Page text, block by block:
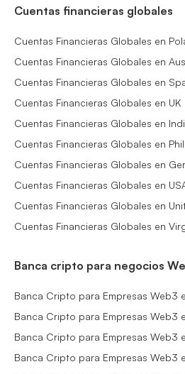
Cuentas financieras globales
Cuentas Financieras Globales en
Cuentas Financieras Globales en
Cuentas Financieras Globales en
Cuentas Financieras Globales en UK
Cuentas Financieras Globales en
Cuentas Financieras Globales en
Cuentas Financieras Globales en
Cuentas Financieras Globales en
Cuentas Financieras Globales en
Cuentas Financieras Globales en
Banca cripto para negocios
Banca Cripto para Empresas Web3
Banca Cripto para Empresas Web3
Banca Cripto para Empresas Web3
Banca Cripto para Empresas Web3